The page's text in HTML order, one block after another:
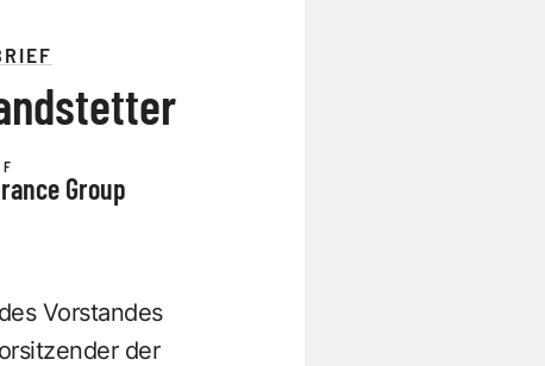
Group
Vorstandes
der